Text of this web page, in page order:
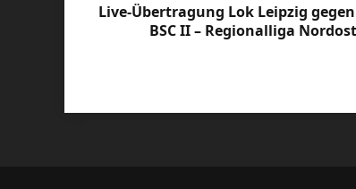
Live-Übertragung Lok Leipzig
BSC II – Regionalliga Nordost